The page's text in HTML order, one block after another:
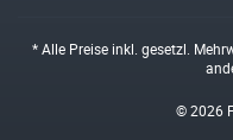
* Alle Preise inkl. gesetzl.
© 2026